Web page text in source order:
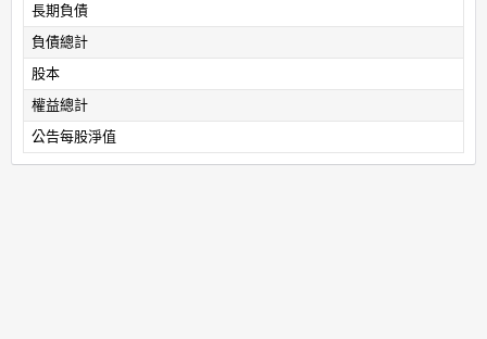
長期負債
負債總計
股本
權益總計
公告每股淨值